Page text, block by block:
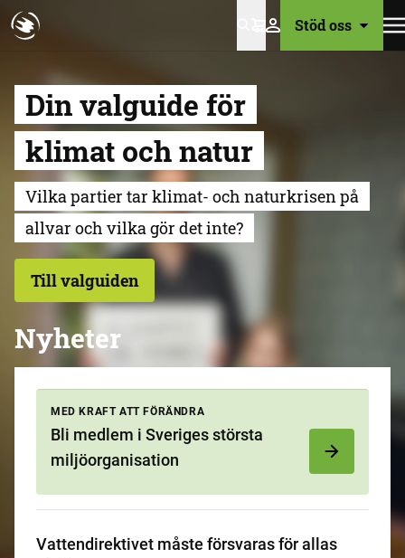
VarukorgStöd oss
Din valguide för
klimat och natur
Vilka partier tar klimat- och naturkrisen på
allvar och vilka gör det inte?
Till valguiden
Nyheter
MED KRAFT ATT FÖRÄNDRA
Bli medlem i Sveriges största
miljöorganisation
Vattendirektivet måste försvaras för allas